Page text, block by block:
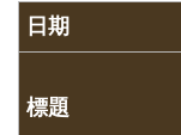
覽
資